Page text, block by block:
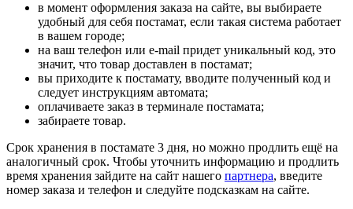
в момент оформления заказа на сайте, вы выбираете
удобный для себя постамат, если такая система работает
в вашем городе;
на ваш телефон или e-mail придет уникальный код, это
значит, что товар доставлен в постамат;
вы приходите к постамату, вводите полученный код и
следует инструкциям автомата;
оплачиваете заказ в терминале постамата;
забираете товар.
Срок хранения в постамате 3 дня, но можно продлить ещё на
аналогичный срок. Чтобы уточнить информацию и продлить
время хранения зайдите на сайт нашего партнера, введите
номер заказа и телефон и следуйте подсказкам на сайте.